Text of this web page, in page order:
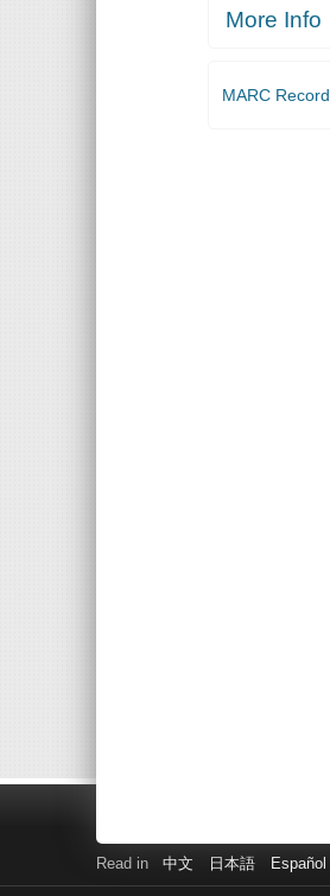
More Info
MARC Record
Read in 中文 日本語 Español